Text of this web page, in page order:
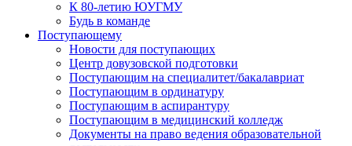
К 80-летию ЮУГМУ
Будь в команде
Поступающему
Новости для поступающих
Центр довузовской подготовки
Поступающим на специалитет/бакалавриат
Поступающим в ординатуру
Поступающим в аспирантуру
Поступающим в медицинский колледж
Документы на право ведения образовательной